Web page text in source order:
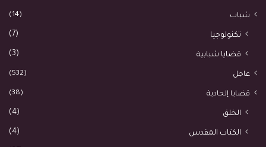
شباب (14)
تكنولوجيا (7)
قضايا شبابية (3)
عاجل (532)
قضايا إلحادية (38)
الخلق (4)
الكتاب المقدس (4)